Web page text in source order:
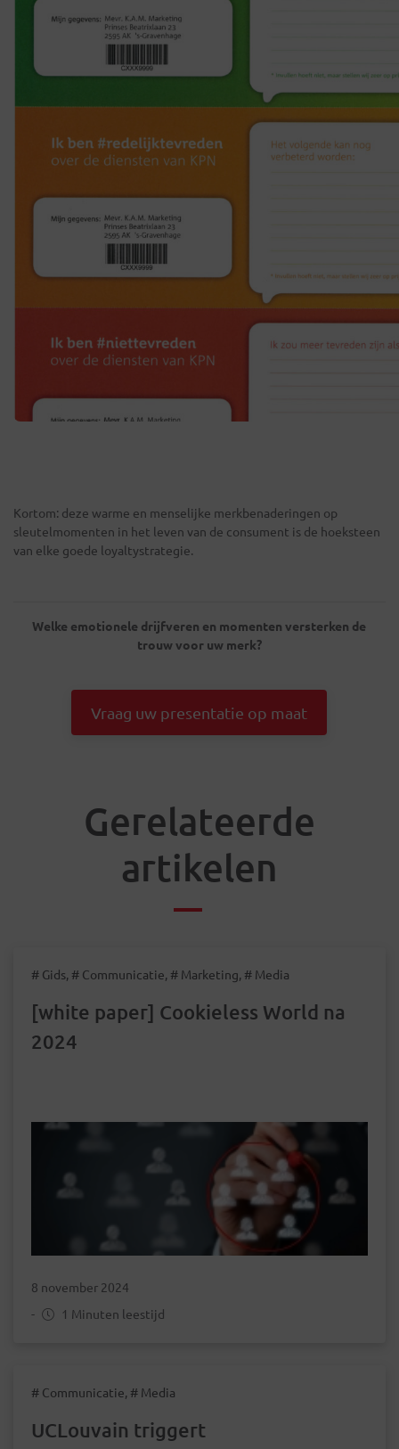
Kortom: deze warme en menselijke merkbenaderingen op
sleutelmomenten in het leven van de consument is de hoeksteen
van elke goede loyaltystrategie.
Welke emotionele drijfveren en momenten versterken de
trouw voor uw merk?
Vraag uw presentatie op maat
Gerelateerde
artikelen
# Gids, # Communicatie, # Marketing, # Media
[white paper] Cookieless World na
2024
8 november 2024
-
1 Minuten leestijd
# Communicatie, # Media
UCLouvain triggert